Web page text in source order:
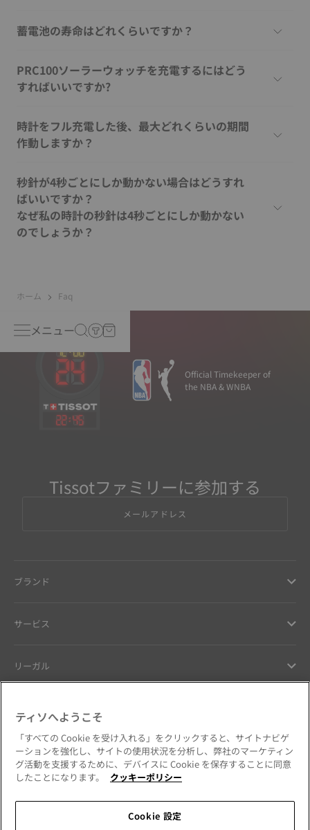
蓄電池の寿命はどれくらいですか？
PRC100ソーラーウォッチを充電するにはどう
すればいいですか?
時計をフル充電した後、最大どれくらいの期間
作動しますか？
秒針が4秒ごとにしか動かない場合はどうすれ
ばいいですか？
なぜ私の時計の秒針は4秒ごとにしか動かない
のでしょうか？
ホーム Faq
メニュー
22:45
Official Timekeeper of
the NBA & WNBA
Tissotファミリーに参加する
メールアドレス
ブランド
サービス
リーガル
お客様へのお約束
公式SNSをフォローする
ティソへようこそ
「すべての Cookie を受け入れる」をクリックすると、サイトナビゲ
ーションを強化し、サイトの使用状況を分析し、弊社のマーケティン
グ活動を支援するために、デバイスに Cookie を保存することに同意
したことになります。
クッキーポリシー
Cookie 設定